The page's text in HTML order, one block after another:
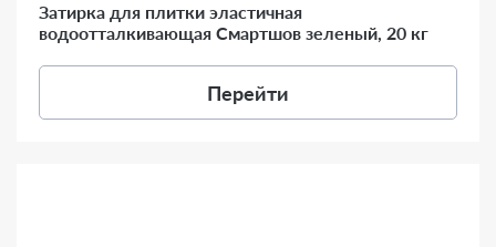
Затирка для плитки эластичная
водоотталкивающая Смартшов зеленый, 20 кг
Перейти